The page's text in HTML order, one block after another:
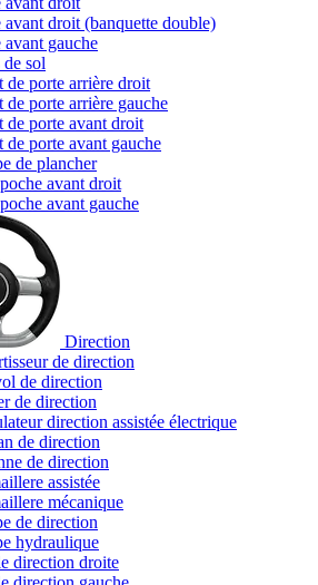
avant droit (banquette double)
avant gauche
de sol
de porte arrière droit
de porte arrière gauche
de porte avant droit
de porte avant gauche
de plancher
avant droit
avant gauche
Direction
de direction
de direction
de direction
direction assistée électrique
de direction
de direction
assistée
mécanique
de direction
hydraulique
direction droite